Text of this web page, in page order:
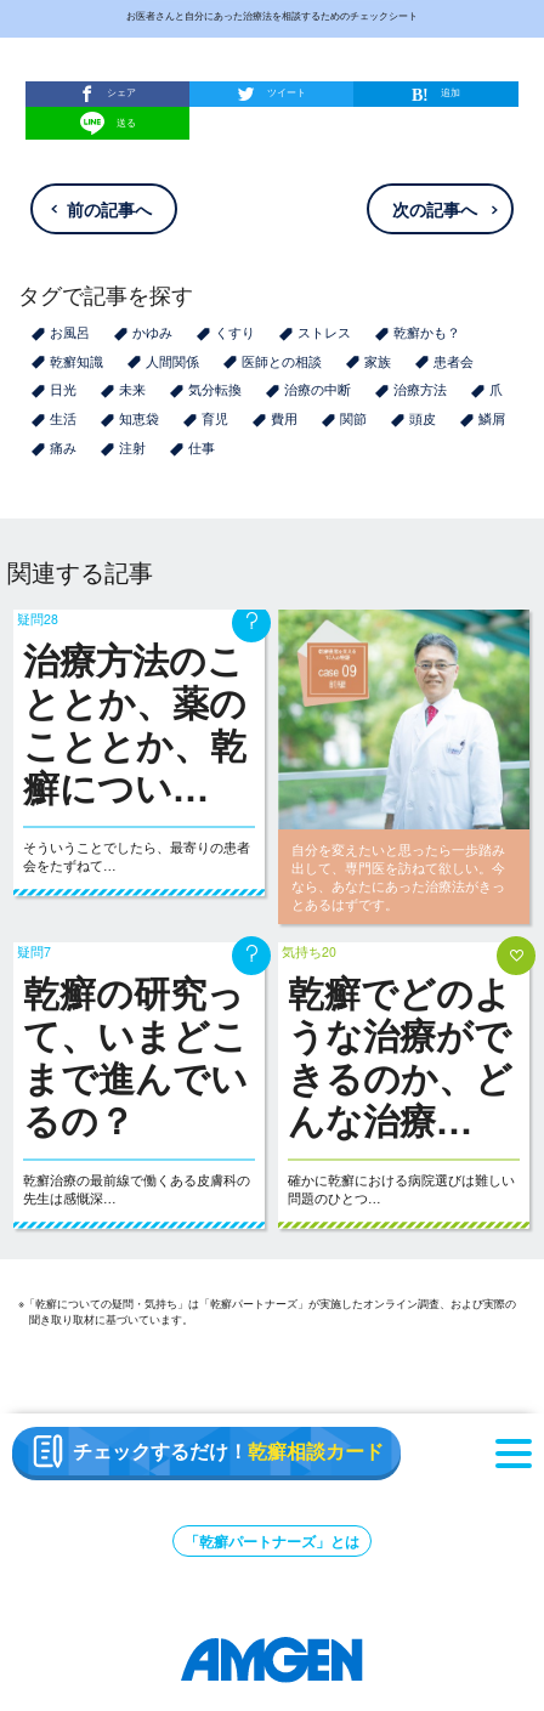
お医者さんと自分にあった治療法を相談するためのチェックシート
シェア ツイート 追加
送る
前の記事へ 次の記事へ
タグで記事を探す
お風呂 かゆみ くすり ストレス
乾癬かも？
乾癬知識
人間関係 医師との相談 家族
患者会
日光
未来 気分転換 治療の中断 治療方法
爪
生活
知恵袋 育児 費用 関節 頭皮
鱗屑
痛み
注射 仕事
関連する記事
疑問28
治療方法のこ
ととか、薬の
こととか、乾
癬につい…
そういうことでしたら、最寄りの患者
会をたずねて…
自分を変えたいと思ったら一歩踏み
出して、専門医を訪ねて欲しい。今
なら、あなたにあった治療法がきっ
とあるはずです。
疑問7
乾癬の研究っ
て、いまどこ
まで進んでい
るの？
乾癬治療の最前線で働くある皮膚科の
先生は感慨深…
気持ち20
乾癬でどのよ
うな治療がで
きるのか、ど
んな治療…
確かに乾癬における病院選びは難しい
問題のひとつ…
※「乾癬についての疑問・気持ち」は「乾癬パートナーズ」が実施したオンライン調査、および実際の
聞き取り取材に基づいています。
チェックするだけ！ 乾癬相談カード
「乾癬パートナーズ」とは